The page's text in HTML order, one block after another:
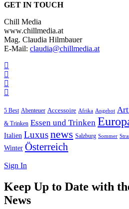
GET IN TOUCH
Chill Media
www.chillmedia.at
Mag. Claudia Hilmbauer
E-Mail: claudia@chillmedia.at
5 Best Abenteuer Accessoire Afrika Angebot
& Trinken Essen und Trinken
Italien Luxusnews Salzburg Sommer
Winter Österreich
Sign In
Keep Up to Date with
News